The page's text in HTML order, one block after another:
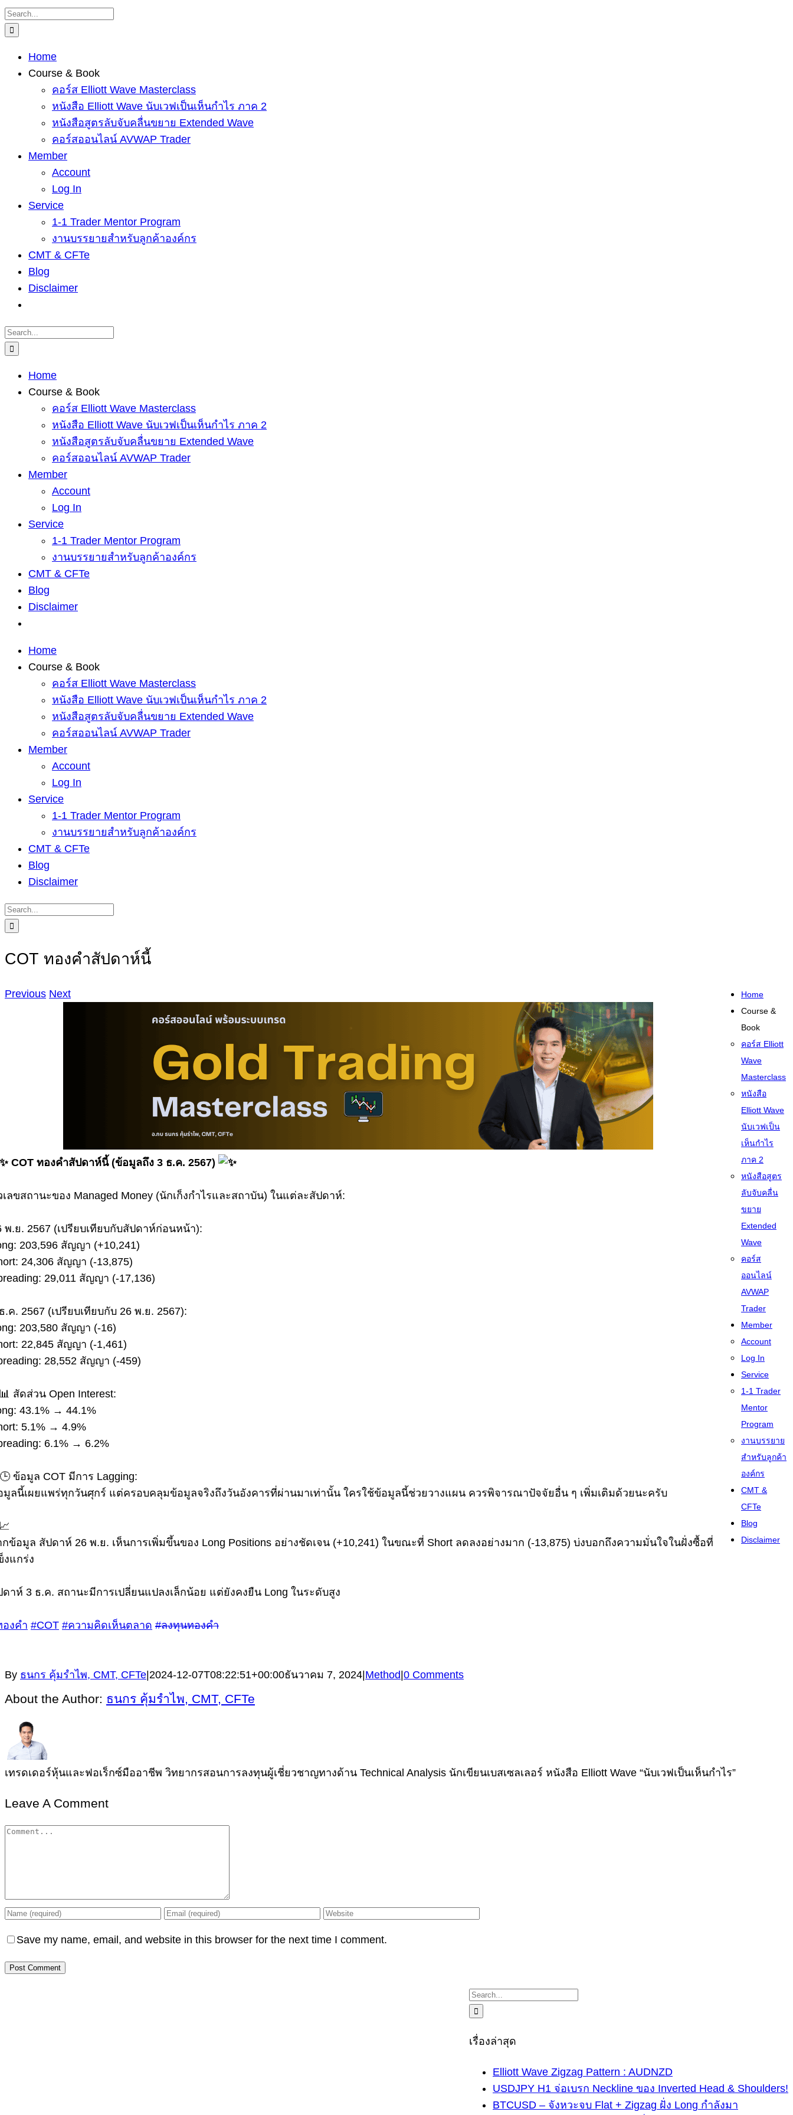
Skip
to
Search
for:
Home
Course & Book
คอร์ส Elliott Wave Masterclass
หนังสือ Elliott Wave นับเวฟเป็นเห็นกำไร ภาค 2
หนังสือสูตรลับจับคลื่นขยาย Extended Wave
คอร์สออนไลน์ AVWAP Trader
Member
Account
Log In
Service
1-1 Trader Mentor Program
งานบรรยายสำหรับลูกค้าองค์กร
CMT & CFTe
Blog
Disclaimer
Search
for:
Home
Course & Book
คอร์ส Elliott Wave Masterclass
หนังสือ Elliott Wave นับเวฟเป็นเห็นกำไร ภาค 2
หนังสือสูตรลับจับคลื่นขยาย Extended Wave
คอร์สออนไลน์ AVWAP Trader
Member
Account
Log In
Service
1-1 Trader Mentor Program
งานบรรยายสำหรับลูกค้าองค์กร
CMT & CFTe
Blog
Disclaimer
Home
Course & Book
คอร์ส Elliott Wave Masterclass
หนังสือ Elliott Wave นับเวฟเป็นเห็นกำไร ภาค 2
หนังสือสูตรลับจับคลื่นขยาย Extended Wave
คอร์สออนไลน์ AVWAP Trader
Member
Account
Log In
Service
1-1 Trader Mentor Program
งานบรรยายสำหรับลูกค้าองค์กร
CMT & CFTe
Blog
Disclaimer
Search
for:
COT ทองคำสัปดาห์นี้
Previous Next
COT ทองคำสัปดาห์นี้ (ข้อมูลถึง 3 ธ.ค. 2567)
เลขสถานะของ Managed Money (นักเก็งกำไรและสถาบัน) ในแต่ละสัปดาห์:
พ.ย. 2567 (เปรียบเทียบกับสัปดาห์ก่อนหน้า):
203,596 สัญญา (+10,241)
24,306 สัญญา (-13,875)
29,011 สัญญา (-17,136)
.ค. 2567 (เปรียบเทียบกับ 26 พ.ย. 2567):
203,580 สัญญา (-16)
22,845 สัญญา (-1,461)
28,552 สัญญา (-459)
สัดส่วน Open Interest:
43.1% → 44.1%
5.1% → 4.9%
6.1% → 6.2%
ข้อมูล COT มีการ Lagging:
มูลนี้เผยแพร่ทุกวันศุกร์ แต่ครอบคลุมข้อมูลจริงถึงวันอังคารที่ผ่านมาเท่านั้น ใครใช้ข้อมูลนี้ช่วยวางแผน ควรพิจารณาปัจจัยอื่น ๆ เพิ่มเติมด้วยนะครับ
กข้อมูล สัปดาห์ 26 พ.ย. เห็นการเพิ่มขึ้นของ Long Positions อย่างชัดเจน (+10,241) ในขณะที่ Short ลดลงอย่างมาก (-13,875) บ่งบอกถึงความมั่นใจในฝั่งซื้อที่
งแกร่ง
ดาห์ 3 ธ.ค. สถานะมีการเปลี่ยนแปลงเล็กน้อย แต่ยังคงยืน Long ในระดับสูง
องคำ #COT #ความคิดเห็นตลาด #ลงทุนทองคำ
By ธนกร คุ้มรำไพ, CMT, CFTe|2024-12-07T08:22:51+00:00ธันวาคม 7, 2024|Method|0 Comments
About the Author: ธนกร คุ้มรำไพ, CMT, CFTe
เทรดเดอร์หุ้นและฟอเร็กซ์มืออาชีพ วิทยากรสอนการลงทุนผู้เชี่ยวชาญทางด้าน Technical Analysis นักเขียนเบสเซลเลอร์ หนังสือ Elliott Wave “นับเวฟเป็นเห็นกำไร”
Leave A Comment
Comment
Save my name, email, and website in this browser for the next time I comment.
Search
for:
เรื่องล่าสุด
Elliott Wave Zigzag Pattern : AUDNZD
USDJPY H1 จ่อเบรก Neckline ของ Inverted Head & Shoulders!
BTCUSD – จังหวะจบ Flat + Zigzag ฝั่ง Long กำลังมา
Home
Course &
Book
คอร์ส Elliott
Wave
Masterclass
หนังสือ
Elliott Wave
นับเวฟเป็น
เห็นกำไร
ภาค 2
หนังสือสูตร
ลับจับคลื่น
ขยาย
Extended
Wave
คอร์ส
ออนไลน์
AVWAP
Trader
Member
Account
Log In
Service
1-1 Trader
Mentor
Program
งานบรรยาย
สำหรับลูกค้า
องค์กร
CMT &
CFTe
Blog
Disclaimer